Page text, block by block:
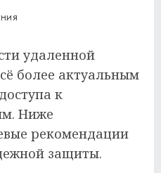
удаленной
более актуальным
к
Ниже
рекомендации
защиты.